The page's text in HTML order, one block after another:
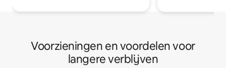
Voorzieningen en voordelen voor
langere verblijven